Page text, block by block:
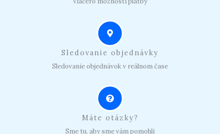
Sledovanie objednávky
Sledovanie objednávok v reálnom čase
Máte otázky?
Sme tu, aby sme vám pomohli